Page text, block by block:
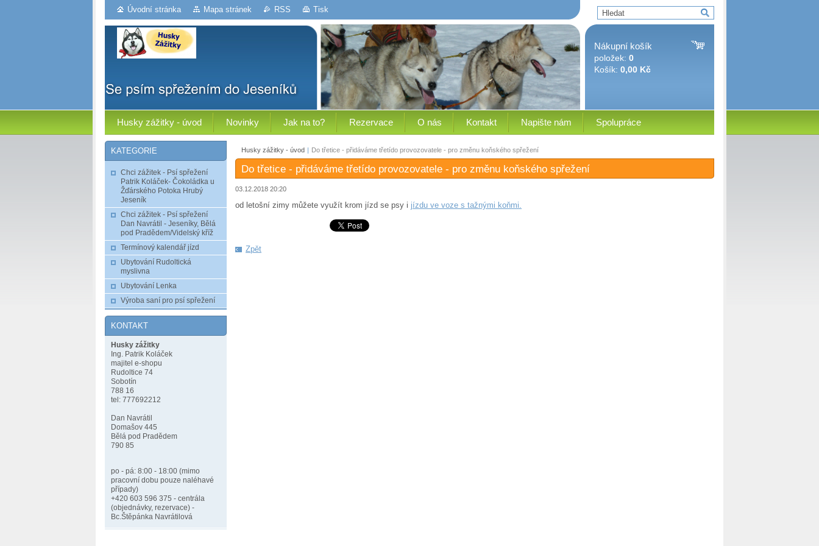
Úvodní stránka Mapa stránek RSS Tisk
Nákupní košík
položek: 0
Košík: 0,00 Kč
Husky zážitky - úvod Novinky Jak na to? Rezervace O nás Kontakt Napište nám Spolupráce
Husky zážitky - úvod | Do třetice - přidáváme třetído provozovatele - pro změnu koňského spřežení
Do třetice - přidáváme třetído provozovatele - pro změnu koňského spřežení
03.12.2018 20:20
od letošní zimy můžete využít krom jízd se psy i jízdu ve voze s tažnými koňmi.
Zpět
KATEGORIE
Chci zážitek - Psí spřežení
Patrik Koláček- Čokoládka u
Žďárského Potoka Hrubý
Jeseník
Chci zážitek - Psí spřežení
Dan Navrátil - Jeseníky, Bělá
pod Pradědem/Videlský kříž
Termínový kalendář jízd
Ubytování Rudoltická
myslivna
Ubytování Lenka
Výroba saní pro psí spřežení
KONTAKT
Husky zážitky
Ing. Patrik Koláček
majitel e-shopu
Rudoltice 74
Sobotín
788 16
tel: 777692212
Dan Navrátil
Domašov 445
Bělá pod Pradědem
790 85
po - pá: 8:00 - 18:00 (mimo
pracovní dobu pouze naléhavé
případy)
+420 603 596 375 - centrála
(objednávky, rezervace) -
Bc.Štěpánka Navrátilová